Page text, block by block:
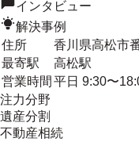
インタビュー
解決事例
住所
香川県高松市
最寄駅
高松駅
営業時間 平日 9:30〜
注力分野
遺産分割
不動産相続